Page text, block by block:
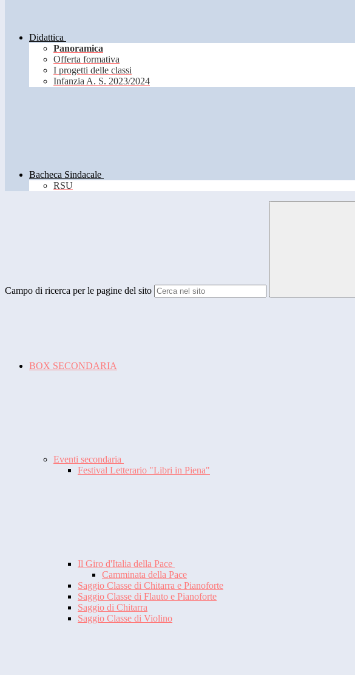
Didattica
Panoramica
Offerta formativa
I progetti delle classi
Infanzia A. S. 2023/2024
Bacheca Sindacale
RSU
Campo di ricerca per le pagine del sito
BOX SECONDARIA
Eventi secondaria
Festival Letterario "Libri in Piena"
Il Giro d'Italia della Pace
Camminata della Pace
Saggio Classe di Chitarra e Pianoforte
Saggio Classe di Flauto e Pianoforte
Saggio di Chitarra
Saggio Classe di Violino